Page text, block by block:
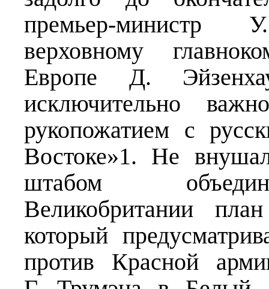
премьер-министр
верховному
Европе Д.
исключительно
рукопожатием с
Востоке»1. Не
штабом
Великобритании
который
против Красной